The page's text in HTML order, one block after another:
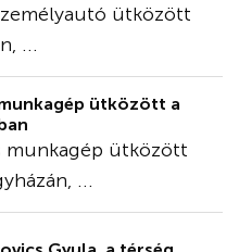
ütközött
...
ütközött a
munkagép ütközött
...